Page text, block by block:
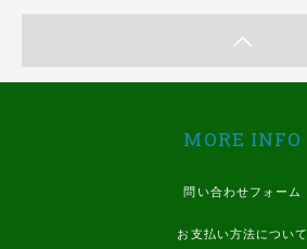
MORE INFO
問い合わせフォーム
お支払い方法について